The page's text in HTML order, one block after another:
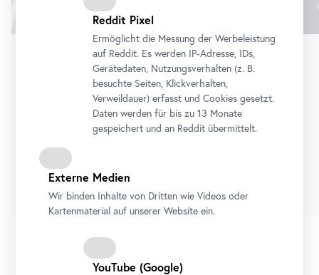
Ausstellung • Belvedere 21
Stellprobe
Sammlungszugänge der letzten Dekade in einem
Display von Heimo Zobernig
Tickets
1/2
Reddit Pixel
Ermöglicht die Messung der Werbeleistung
auf Reddit. Es werden IP-Adresse, IDs,
Gerätedaten, Nutzungsverhalten (z. B.
besuchte Seiten, Klickverhalten,
Verweildauer) erfasst und Cookies gesetzt.
Daten werden für bis zu 13 Monate
gespeichert und an Reddit übermittelt.
Externe Medien
Wir binden Inhalte von Dritten wie Videos oder
Kartenmaterial auf unserer Website ein.
YouTube (Google)